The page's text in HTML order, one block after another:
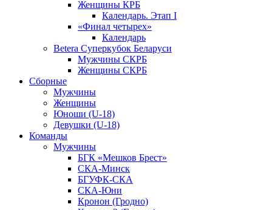
Женщины КРБ
Календарь. Этап I
«Финал четырех»
Календарь
Betera Суперкубок Беларуси
Мужчины СКРБ
Женщины СКРБ
Сборные
Мужчины
Женщины
Юноши (U-18)
Девушки (U-18)
Команды
Мужчины
БГК «Мешков Брест»
СКА-Минск
БГУФК-СКА
СКА-Юни
Кронон (Гродно)